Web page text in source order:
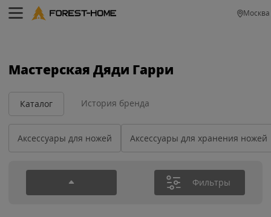
Москва
Мастерская Дяди Гарри
Каталог История бренда
Аксессуары для ножей Аксессуары для хранения ножей
Фильтры